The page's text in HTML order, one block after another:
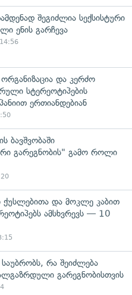
შეგიძლია სექსისტური
ენის გარჩევა
და კერძო
სტერეოტიპების
ერთიანდებიან
ბავშვობაში
გარეგნობის" გამო როლი
ქუსლებითა და მოკლე კაბით
ამსხვრევს — 10
საუბრობს, რა შეიძლება
გარეგნობისთვის